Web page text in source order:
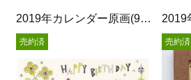
2019年カレンダー原画(9月)
売約済 売約済